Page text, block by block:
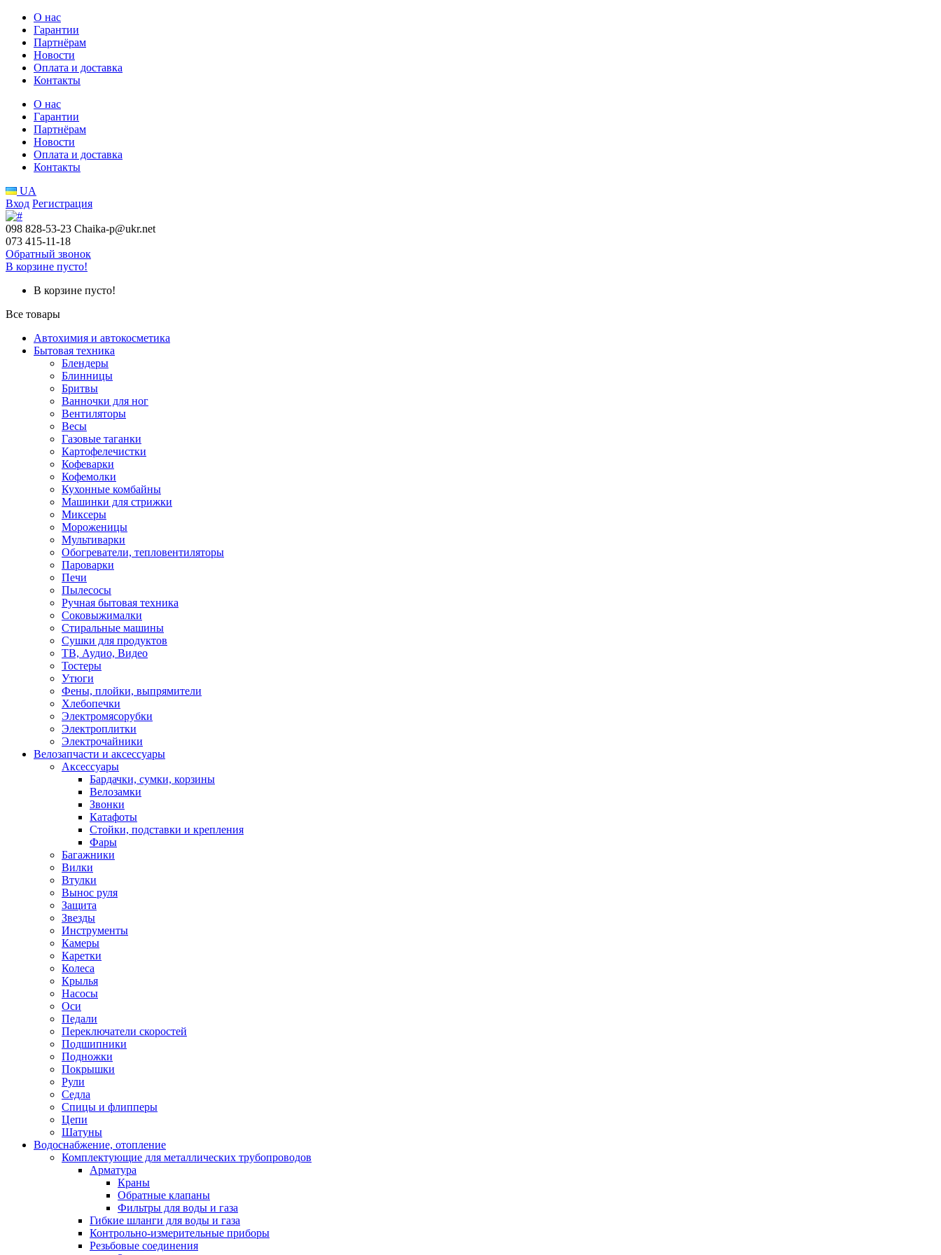
О нас
Гарантии
Партнёрам
Новости
Оплата и доставка
Контакты
О нас
Гарантии
Партнёрам
Новости
Оплата и доставка
Контакты
UA
Вход Регистрация
098 828-53-23 Chaika-p@ukr.net
073 415-11-18
Обратный звонок
В корзине пусто!
В корзине пусто!
Все товары
Автохимия и автокосметика
Бытовая техника
Блендеры
Блинницы
Бритвы
Ванночки для ног
Вентиляторы
Весы
Газовые таганки
Картофелечистки
Кофеварки
Кофемолки
Кухонные комбайны
Машинки для стрижки
Миксеры
Мороженицы
Мультиварки
Обогреватели, тепловентиляторы
Пароварки
Печи
Пылесосы
Ручная бытовая техника
Соковыжималки
Стиральные машины
Сушки для продуктов
ТВ, Аудио, Видео
Тостеры
Утюги
Фены, плойки, выпрямители
Хлебопечки
Электромясорубки
Электроплитки
Электрочайники
Велозапчасти и аксессуары
Аксессуары
Бардачки, сумки, корзины
Велозамки
Звонки
Катафоты
Стойки, подставки и крепления
Фары
Багажники
Вилки
Втулки
Вынос руля
Защита
Звезды
Инструменты
Камеры
Каретки
Колеса
Крылья
Насосы
Оси
Педали
Переключатели скоростей
Подшипники
Подножки
Покрышки
Рули
Седла
Спицы и флипперы
Цепи
Шатуны
Водоснабжение, отопление
Комплектующие для металлических трубопроводов
Арматура
Краны
Обратные клапаны
Фильтры для воды и газа
Гибкие шланги для воды и газа
Контрольно-измерительные приборы
Резьбовые соединения